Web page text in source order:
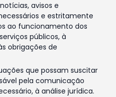
avisos e
e estritamente
ao funcionamento dos
públicos, à
obrigações de
que possam suscitar
pela comunicação
à análise jurídica.